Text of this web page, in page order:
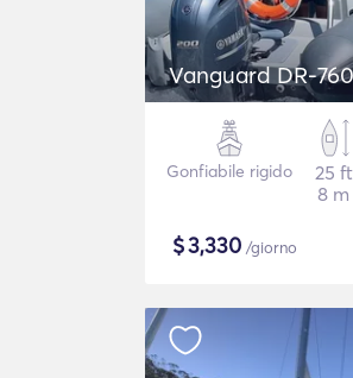
Vanguard DR-760
Gonfiabile rigido
25 ft
8 m
$3,330 /giorno